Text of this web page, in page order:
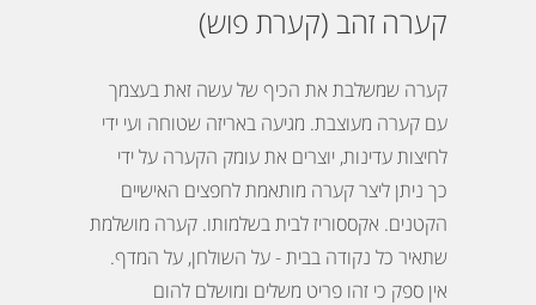
קערה זהב (קערת פוש)
קערה שמשלבת את הכיף של עשה זאת בעצמך
עם קערה מעוצבת. מגיעה באריזה שטוחה ועי ידי
לחיצות עדינות, יוצרים את עומק הקערה על ידי
כך ניתן ליצר קערה מותאמת לחפצים האישיים
הקטנים. אקססוריז לבית בשלמותו. קערה מושלמת
שתאיר כל נקודה בבית - על השולחן, על המדף.
אין ספק כי זהו פריט משלים ומושלם להום